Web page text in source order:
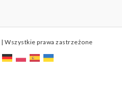
Wszystkie prawa zastrzeżone